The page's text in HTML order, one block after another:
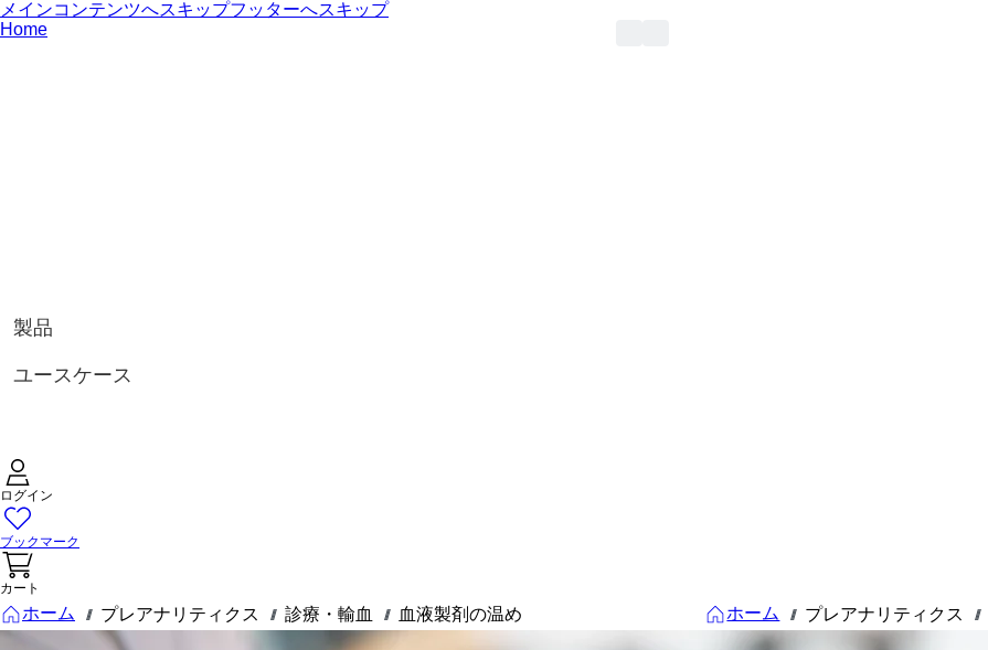
メインコンテンツへスキップフッターへスキップ
Home
製品
ユースケース
ログイン
ブックマーク
カート
ホーム /// プレアナリティクス /// 診療・輸血 /// 血液製剤の温め ホーム /// プレアナリティクス ///